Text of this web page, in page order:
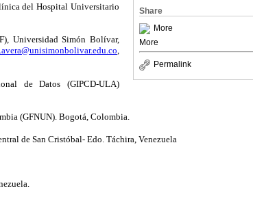
Share
More
More
Permalink
del Hospital Universitario
Universidad Simón Bolívar,
,
de Datos (GIPCD-ULA)
(GFNUN). Bogotá, Colombia.
de San Cristóbal- Edo. Táchira, Venezuela